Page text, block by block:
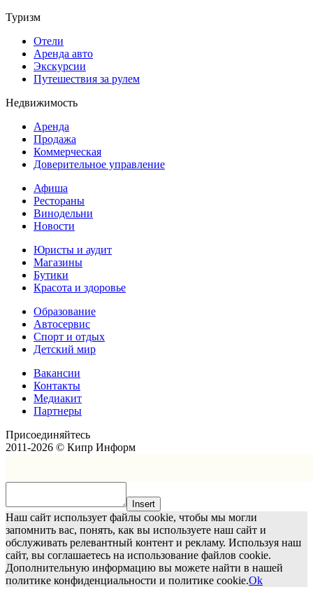
Туризм
Отели
Аренда авто
Экскурсии
Путешествия за рулем
Недвижимость
Аренда
Продажа
Коммерческая
Доверительное управление
Афиша
Рестораны
Винодельни
Новости
Юристы и аудит
Магазины
Бутики
Красота и здоровье
Образование
Автосервис
Спорт и отдых
Детский мир
Вакансии
Контакты
Медиакит
Партнеры
Присоединяйтесь
2011-2026 © Кипр Информ
Insert
Наш сайт использует файлы cookie, чтобы мы могли
запомнить вас, понять, как вы используете наш сайт и
обслуживать релевантный контент и рекламу. Используя наш
сайт, вы соглашаетесь на использование файлов cookie.
Дополнительную информацию вы можете найти в нашей
политике конфиденциальности и политике cookie.Ok